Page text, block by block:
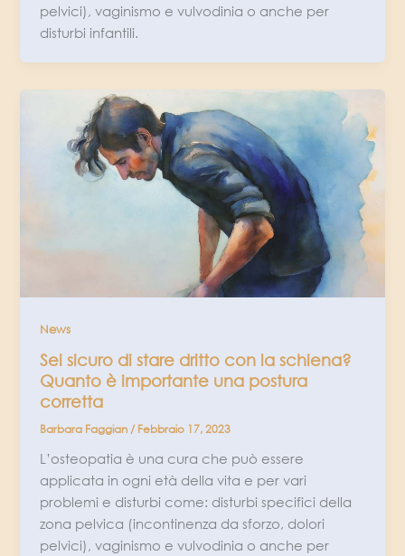
pelvici), vaginismo e vulvodinia o anche per
disturbi infantili.
News
Sei sicuro di stare dritto con la schiena?
Quanto è importante una postura
corretta
Barbara Faggian/Febbraio 17, 2023
L’osteopatia è una cura che può essere
applicata in ogni età della vita e per vari
problemi e disturbi come: disturbi specifici della
zona pelvica (incontinenza da sforzo, dolori
pelvici), vaginismo e vulvodinia o anche per